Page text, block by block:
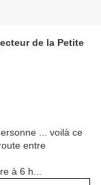
de la Petite
... voilà ce
entre
à 6 h...